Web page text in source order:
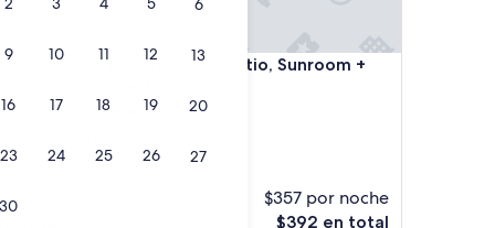
6
9 10 11 12 13
16 17 18 19 20
23 24 25 26 27
30
Home in Wheat Ridge
noche
4. Bbq, Hot Tub, Patio, Sunroom +
Bbq, Hot Tub, Patio, Sunroom + Games!
Propiedad
3.0
$357 por noche
El
$392 en total